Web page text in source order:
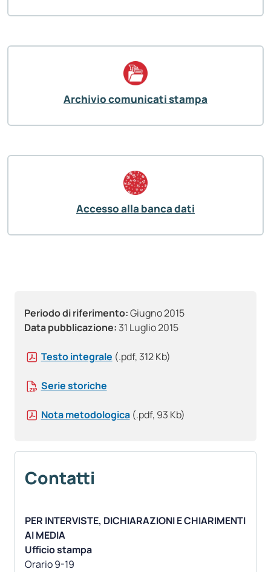
Periodo di riferimento:Giugno 2015
Data pubblicazione: 31 Luglio 2015
Testo integrale (.pdf, 312 Kb)
Serie storiche
Nota metodologica (.pdf, 93 Kb)
Contatti
PER INTERVISTE, DICHIARAZIONI E CHIARIMENTI
AI MEDIA
Ufficio stampa
Orario 9-19
Archivio comunicati stampa
Accesso alla banca dati